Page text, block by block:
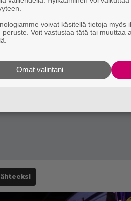
voivat käsitellä tietoja myös
peruste. Voit vastustaa tätä tai muuttaa
Omat valintani